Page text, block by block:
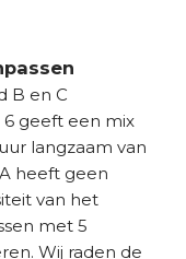
B en C
6 geeft een mix
langzaam van
heeft geen
van het
met 5
Wij raden de